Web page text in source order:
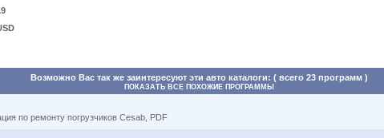
Возможно Вас так же заинтересуют эти авто каталоги: ( всего 23 программ )
ПОКАЗАТЬ ВСЕ ПОХОЖИЕ ПРОГРАММЫ
по ремонту погрузчиков Cesab, PDF